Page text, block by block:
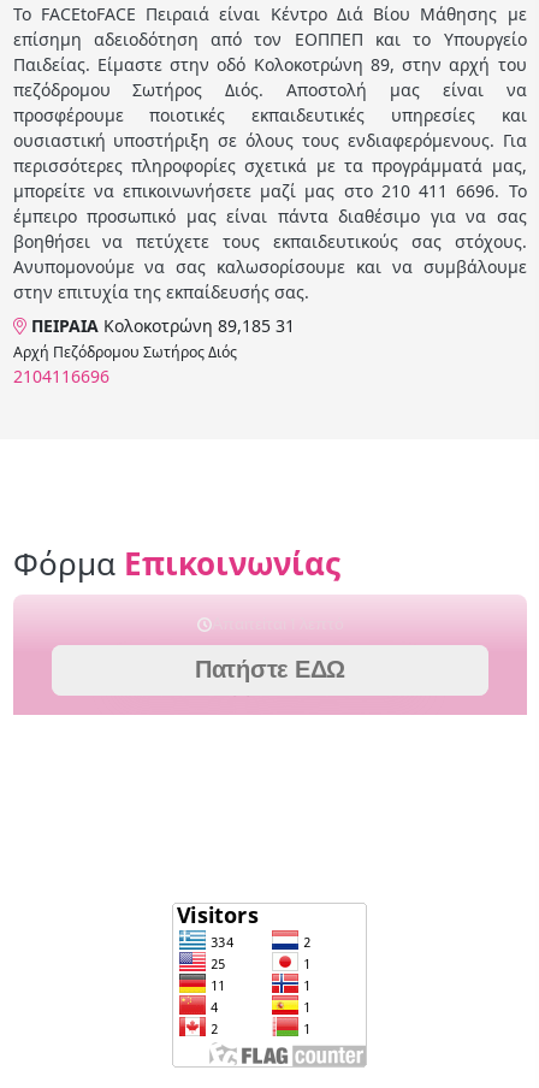
Το FACEtoFACE Πειραιά είναι Κέντρο Διά Βίου Μάθησης με
επίσημη αδειοδότηση από τον ΕΟΠΠΕΠ και το Υπουργείο
Παιδείας. Είμαστε στην οδό Κολοκοτρώνη 89, στην αρχή του
πεζόδρομου Σωτήρος Διός. Αποστολή μας είναι να
προσφέρουμε ποιοτικές εκπαιδευτικές υπηρεσίες και
ουσιαστική υποστήριξη σε όλους τους ενδιαφερόμενους. Για
περισσότερες πληροφορίες σχετικά με τα προγράμματά μας,
μπορείτε να επικοινωνήσετε μαζί μας στο 210 411 6696. Το
έμπειρο προσωπικό μας είναι πάντα διαθέσιμο για να σας
βοηθήσει να πετύχετε τους εκπαιδευτικούς σας στόχους.
Ανυπομονούμε να σας καλωσορίσουμε και να συμβάλουμε
στην επιτυχία της εκπαίδευσής σας.
ΠΕΙΡΑΙΑ Κολοκοτρώνη 89,185 31
Αρχή Πεζόδρομου Σωτήρος Διός
2104116696
Φόρμα Επικοινωνίας